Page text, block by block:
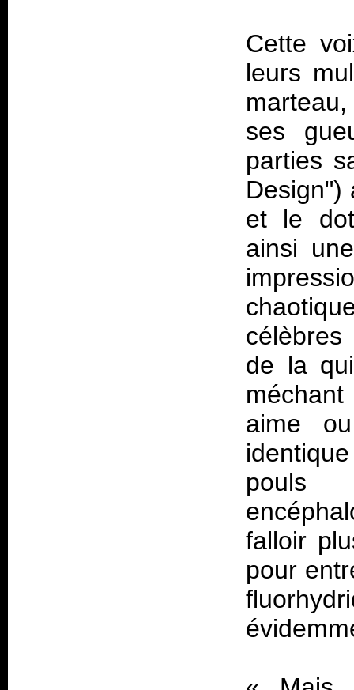
Cette
leurs
ses
parties
Design")
et le
ainsi
de la
aime
pouls
falloir
pour